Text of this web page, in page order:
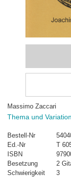
Massimo Zaccari
Thema und
Bestell-Nr
Ed.-Nr
T
ISBN
Besetzung
2
Schwierigkeit
3